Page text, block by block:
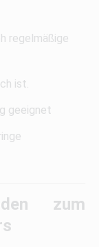
regelmäßige
ist.
geeignet
zum